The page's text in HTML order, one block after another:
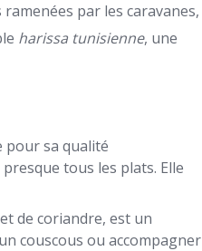
par les caravanes,
harissa tunisienne, une
pour sa qualité
tous les plats. Elle
de coriandre, est un
couscous ou accompagner